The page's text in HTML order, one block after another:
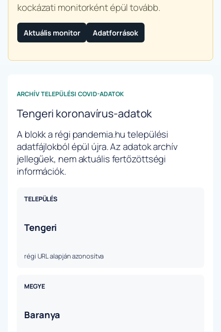
kockázati monitorként épül tovább.
Aktuális monitor Adatforrások
ARCHÍV TELEPÜLÉSI COVID-ADATOK
Tengeri koronavírus-adatok
A blokk a régi pandemia.hu települési
adatfájlokból épül újra. Az adatok archív
jellegűek, nem aktuális fertőzöttségi
információk.
TELEPÜLÉS
Tengeri
régi URL alapján azonosítva
MEGYE
Baranya